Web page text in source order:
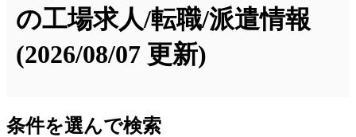
の工場求人/転職/派遣情報
(2026/08/07 更新)
条件を選んで検索